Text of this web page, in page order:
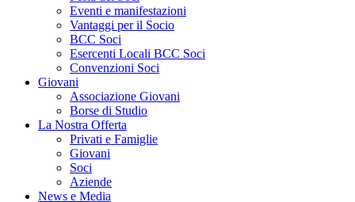
Eventi e manifestazioni
Vantaggi per il Socio
BCC Soci
Esercenti Locali BCC Soci
Convenzioni Soci
Giovani
Associazione Giovani
Borse di Studio
La Nostra Offerta
Privati e Famiglie
Giovani
Soci
Aziende
News e Media